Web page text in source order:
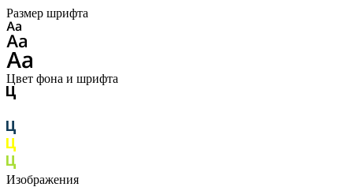
Размер шрифта
Цвет фона и шрифта
Изображения